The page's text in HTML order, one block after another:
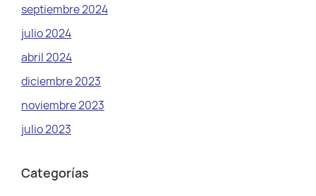
septiembre 2024
julio 2024
abril 2024
diciembre 2023
noviembre 2023
julio 2023
Categorías